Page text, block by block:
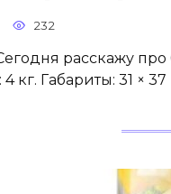
232
расскажу
кг. Габариты: 31 ×